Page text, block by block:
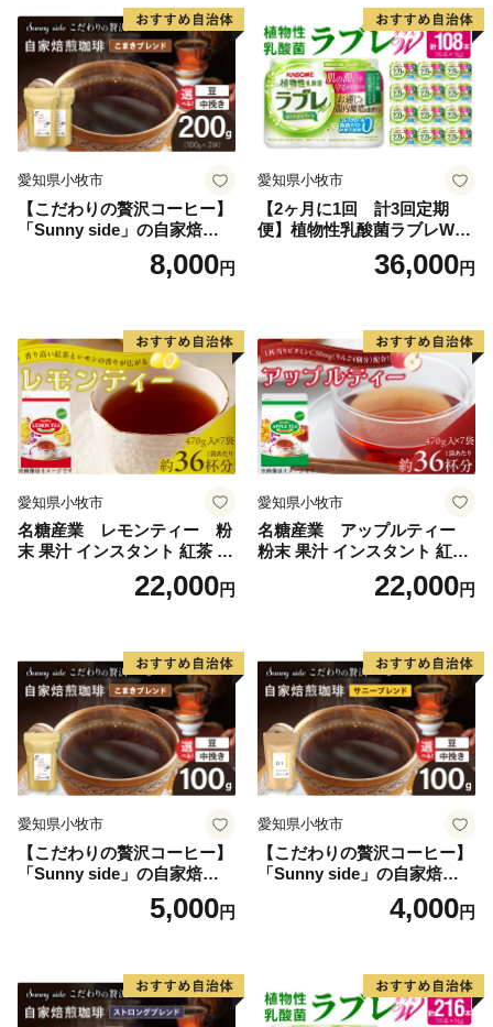
https://www.city.awaji.lg.jp/uploaded/life/
愛知県小牧市
【こだわりの贅沢コーヒー】
「Sunny side」の自家焙煎珈
琲こまきブレンド（200g）
8,000円
愛知県小牧市
【2ヶ月に1回 計3回定期
便】植物性乳酸菌ラブレW
プレーン36本（計108本）
36,000円
愛知県小牧市
名糖産業 レモンティー 粉
末 果汁 インスタント 紅茶 ビ
タミンC 袋 ロングセラー 粉
末飲料 粉末茶 簡単 手軽 ホッ
22,000円
愛知県小牧市
名糖産業 アップルティー
粉末 果汁 インスタント 紅茶
ティー ビタミンC 袋 ロング
セラー 粉末飲料 粉末茶 簡単
22,000円
愛知県小牧市
【こだわりの贅沢コーヒー】
「Sunny side」の自家焙煎珈
琲こまきブレンド（100g）
5,000円
愛知県小牧市
【こだわりの贅沢コーヒー】
「Sunny side」の自家焙煎珈
琲サニーブレンド（100g）
4,000円